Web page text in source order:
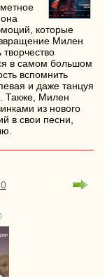
которые
Милен
в самом большом
вспомнить
и даже танцуя
Также, Милен
из нового
в свои песни,